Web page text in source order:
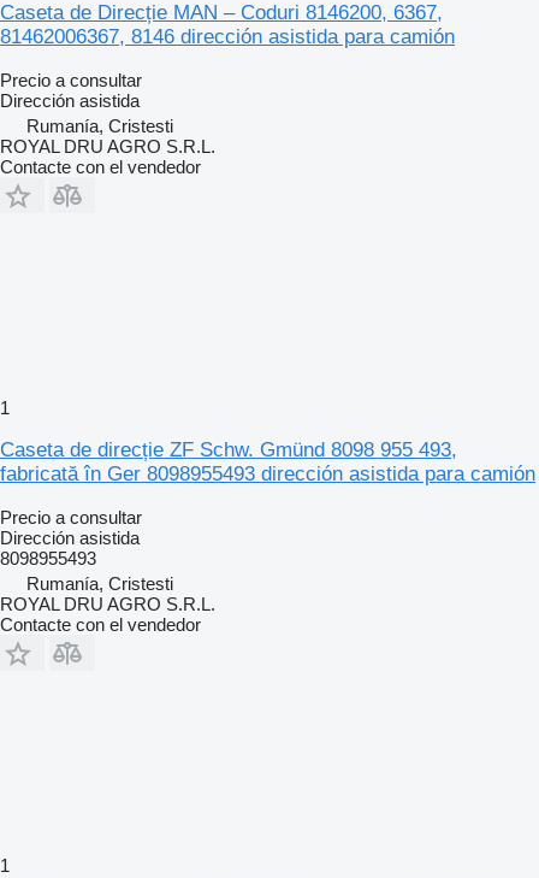
Caseta de Direcție MAN – Coduri 8146200, 6367,
81462006367, 8146 dirección asistida para camión
Precio a consultar
Dirección asistida
Rumanía, Cristesti
ROYAL DRU AGRO S.R.L.
Contacte con el vendedor
1
Caseta de direcție ZF Schw. Gmünd 8098 955 493,
fabricată în Ger 8098955493 dirección asistida para camión
Precio a consultar
Dirección asistida
8098955493
Rumanía, Cristesti
ROYAL DRU AGRO S.R.L.
Contacte con el vendedor
1